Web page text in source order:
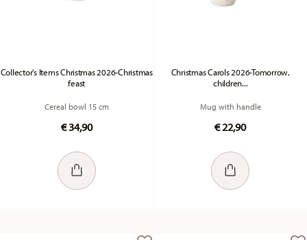
Collector's Items Christmas 2026-Christmas
feast
Cereal bowl 15 cm
€ 34,90
Christmas Carols 2026-Tomorrow,
children...
Mug with handle
€ 22,90